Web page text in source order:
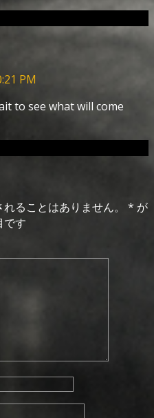
PM
to see what will come
ることはありません。 * が
です